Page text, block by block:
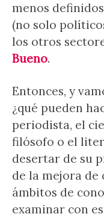
menos
(no solo
los otros
Bueno.
Entonces, y
¿qué pueden
periodista, el
filósofo o el
desertar de su
de la mejora de
ámbitos de
examinar con